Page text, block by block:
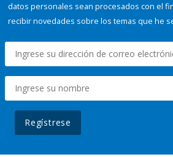
datos personales sean procesados con el
recibir novedades sobre los temas que he
Regístrese